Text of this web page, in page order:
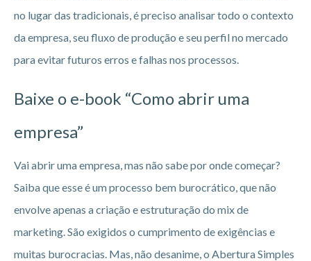
no lugar das tradicionais, é preciso analisar todo o contexto
da empresa, seu fluxo de produção e seu perfil no mercado
para evitar futuros erros e falhas nos processos.
Baixe o e-book “Como abrir uma
empresa”
Vai abrir uma empresa, mas não sabe por onde começar?
Saiba que esse é um processo bem burocrático, que não
envolve apenas a criação e estruturação do mix de
marketing. São exigidos o cumprimento de exigências e
muitas burocracias. Mas, não desanime, o Abertura Simples